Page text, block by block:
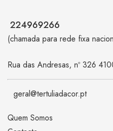
224969266
(chamada para rede fixa
Rua das Andresas, nº 326
geral@tertuliadacor.pt
Quem Somos